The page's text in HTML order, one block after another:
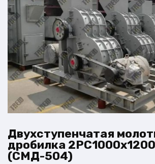
Двухступенчатая
дробилка 2PC1000х1200
(СМД-504)